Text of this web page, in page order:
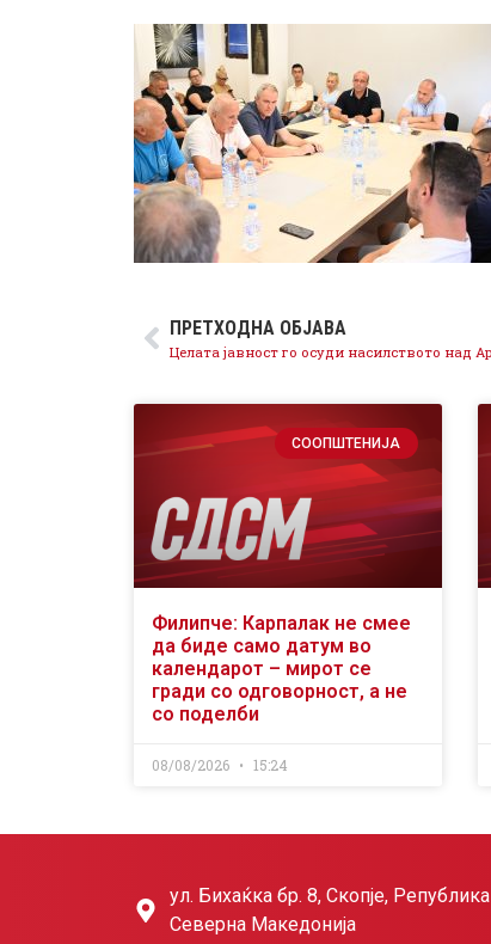
ПРЕТХОДНА ОБЈАВА
СООПШТЕНИЈА
Филипче: Карпалак не смее
да биде само датум во
календарот – мирот се
гради со одговорност, а не
со поделби
08/08/2026 15:24
ул. Бихаќка бр. 8, Скопје, Република
Северна Македонија